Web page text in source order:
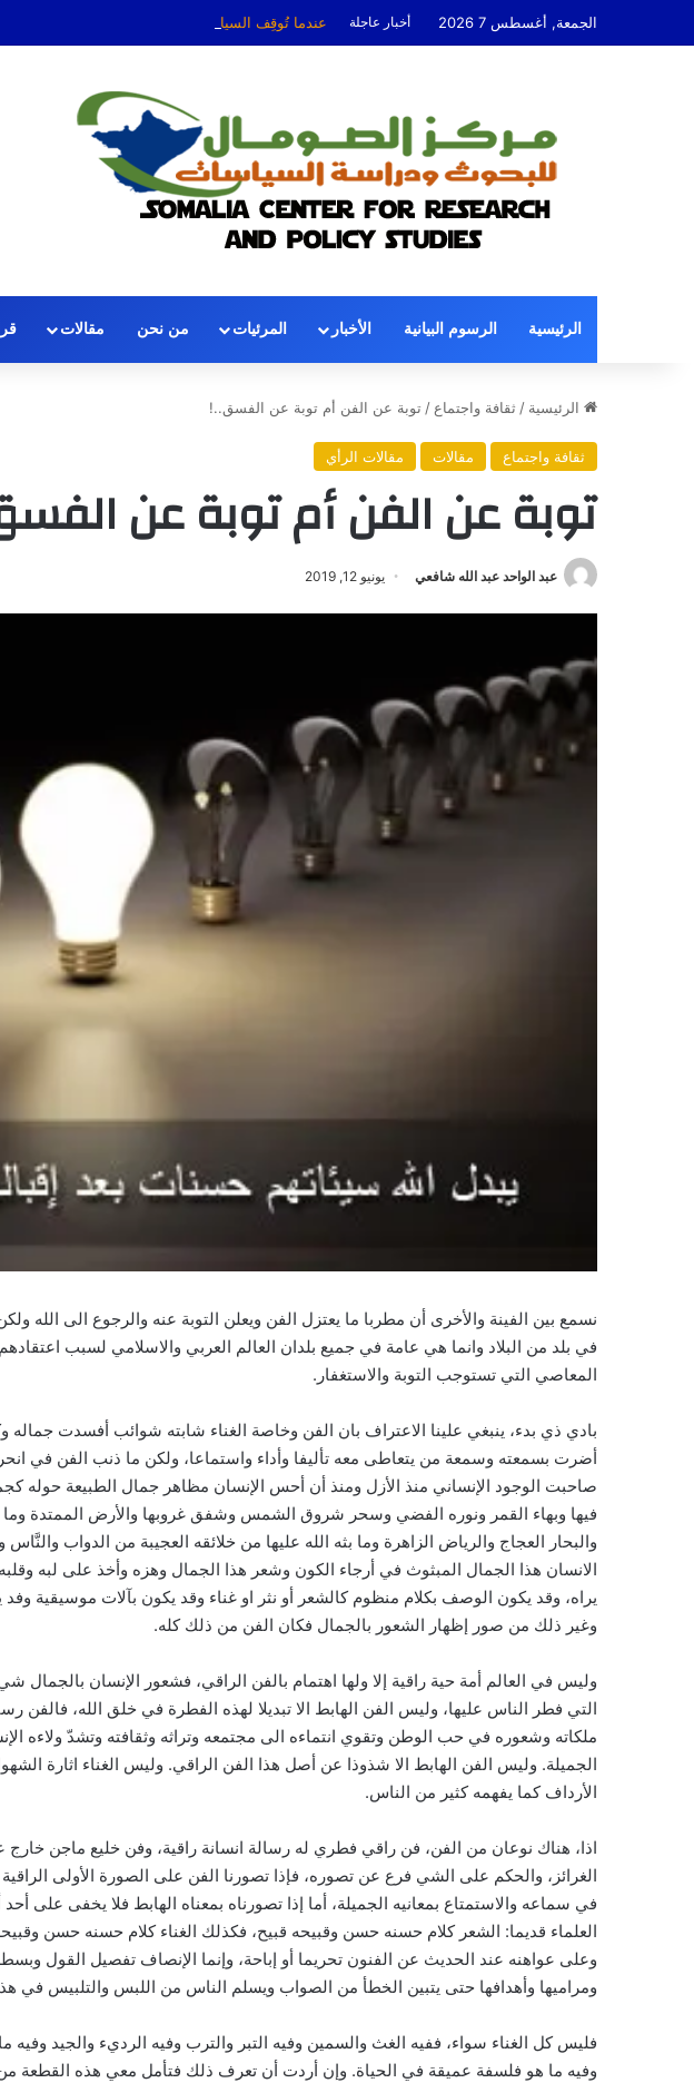
الجمعة, أغسطس 7 2026 أخبار عاجلة عندما تُوقِف السياسة الصافرة: قضية الحكم عمر عرتن
الرئيسية الرسوم البيانية الأخبار المرئيات من نحن مقالات
الرئيسية / ثقافة واجتماع / توبة عن الفن أم توبة عن الفسق..!
ثقافة واجتماع مقالات مقالات الرأي
توبة عن الفن أم توبة عن
عبد الواحد عبد الله شافعي يونيو 12, 2019
نسمع بين الفينة والأخرى أن مطربا ما يعتزل الفن ويعلن التوبة عنه والرجوع الى الله
في بلد من البلاد وانما هي عامة في جميع بلدان العالم العربي والاسلامي لسبب
المعاصي التي تستوجب التوبة والاستغفار.
بادي ذي بدء، ينبغي علينا الاعتراف بان الفن وخاصة الغناء شابته شوائب أفسدت
أضرت بسمعته وسمعة من يتعاطى معه تأليفا وأداء واستماعا، ولكن ما ذنب الفن في
صاحبت الوجود الإنساني منذ الأزل ومنذ أن أحس الإنسان مظاهر جمال الطبيعة حوله
فيها وبهاء القمر ونوره الفضي وسحر شروق الشمس وشفق غروبها والأرض الممتدة وما
والبحار العجاج والرياض الزاهرة وما بثه الله عليها من خلائقه العجيبة من الدواب والنَّاس
الانسان هذا الجمال المبثوث في أرجاء الكون وشعر هذا الجمال وهزه وأخذ على لبه
يراه، وقد يكون الوصف بكلام منظوم كالشعر أو نثر او غناء وقد يكون بآلات موسيقية
وغير ذلك من صور إظهار الشعور بالجمال فكان الفن من ذلك كله.
وليس في العالم أمة حية راقية إلا ولها اهتمام بالفن الراقي، فشعور الإنسان
التي فطر الناس عليها، وليس الفن الهابط الا تبديلا لهذه الفطرة في خلق الله، فالفن
ملكاته وشعوره في حب الوطن وتقوي انتماءه الى مجتمعه وتراثه وثقافته وتشدّ ولاءه
الجميلة. وليس الفن الهابط الا شذوذا عن أصل هذا الفن الراقي. وليس الغناء اثارة
الأرداف كما يفهمه كثير من الناس.
اذا، هناك نوعان من الفن، فن راقي فطري له رسالة انسانة راقية، وفن خليع ماجن
الغرائز، والحكم على الشي فرع عن تصوره، فإذا تصورنا الفن على الصورة الأولى
في سماعه والاستمتاع بمعانيه الجميلة، أما إذا تصورناه بمعناه الهابط فلا يخفى على
العلماء قديما: الشعر كلام حسنه حسن وقبيحه قبيح، فكذلك الغناء كلام حسنه حسن وقبيحه
وعلى عواهنه عند الحديث عن الفنون تحريما أو إباحة، وإنما الإنصاف تفصيل القول
ومراميها وأهدافها حتى يتبين الخطأ من الصواب ويسلم الناس من اللبس والتلبيس في
فليس كل الغناء سواء، ففيه الغث والسمين وفيه التبر والترب وفيه الرديء والجيد
وفيه ما هو فلسفة عميقة في الحياة. وإن أردت أن تعرف ذلك فتأمل معي هذه القطعة من